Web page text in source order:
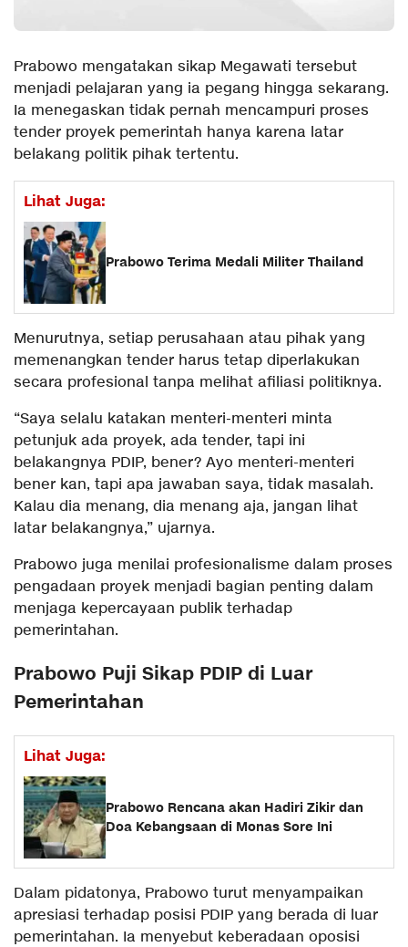
Prabowo mengatakan sikap Megawati tersebut
menjadi pelajaran yang ia pegang hingga sekarang.
Ia menegaskan tidak pernah mencampuri proses
tender proyek pemerintah hanya karena latar
belakang politik pihak tertentu.
Lihat Juga:
Prabowo Terima Medali Militer Thailand
Menurutnya, setiap perusahaan atau pihak yang
memenangkan tender harus tetap diperlakukan
secara profesional tanpa melihat afiliasi politiknya.
“Saya selalu katakan menteri-menteri minta
petunjuk ada proyek, ada tender, tapi ini
belakangnya PDIP, bener? Ayo menteri-menteri
bener kan, tapi apa jawaban saya, tidak masalah.
Kalau dia menang, dia menang aja, jangan lihat
latar belakangnya,” ujarnya.
Prabowo juga menilai profesionalisme dalam proses
pengadaan proyek menjadi bagian penting dalam
menjaga kepercayaan publik terhadap
pemerintahan.
Prabowo Puji Sikap PDIP di Luar
Pemerintahan
Lihat Juga:
Prabowo Rencana akan Hadiri Zikir dan
Doa Kebangsaan di Monas Sore Ini
Dalam pidatonya, Prabowo turut menyampaikan
apresiasi terhadap posisi PDIP yang berada di luar
pemerintahan. Ia menyebut keberadaan oposisi